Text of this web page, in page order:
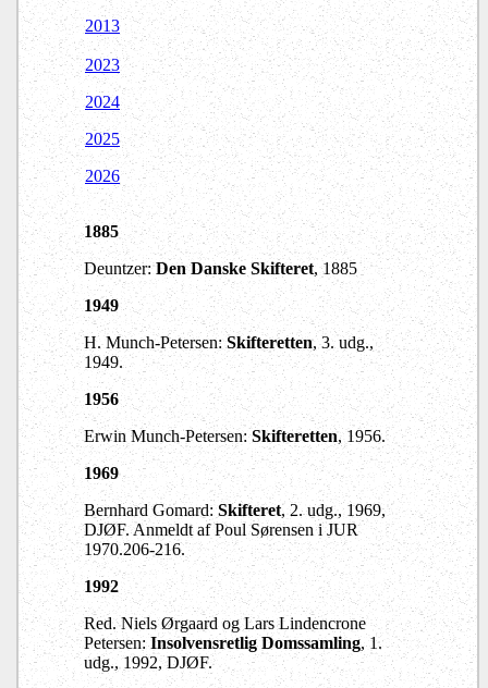
2013
2023
2024
2025
2026
1885
Deuntzer:Den Danske Skifteret, 1885
1949
H. Munch-Petersen:Skifteretten, 3. udg.,
1949.
1956
Erwin Munch-Petersen:Skifteretten, 1956.
1969
Bernhard Gomard: Skifteret, 2. udg., 1969,
DJØF. Anmeldt af Poul Sørensen i JUR
1970.206-216.
1992
Red. Niels Ørgaard og Lars Lindencrone
Petersen:Insolvensretlig Domssamling, 1.
udg., 1992, DJØF.